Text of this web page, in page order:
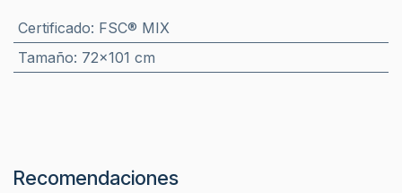
Certificado: FSC® MIX
Tamaño: 72x101 cm
Recomendaciones